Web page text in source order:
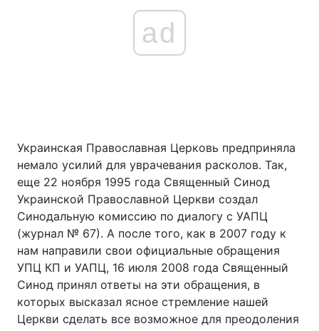
ad
Украинская Православная Церковь предприняла
немало усилий для уврачевания расколов. Так,
еще 22 ноября 1995 года Священный Синод
Украинской Православной Церкви создал
Синодальную комиссию по диалогу с УАПЦ
(журнал № 67). А после того, как в 2007 году к
нам направили свои официальные обращения
УПЦ КП и УАПЦ, 16 июля 2008 года Священный
Синод принял ответы на эти обращения, в
которых высказал ясное стремление нашей
Церкви сделать все возможное для преодоления